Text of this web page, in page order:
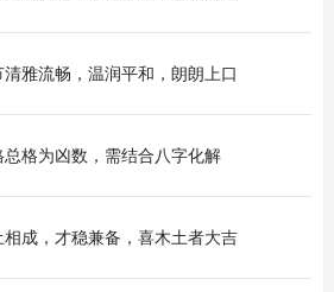
清雅流畅，温润平和，朗朗上口
总格为凶数，需结合八字化解
相成，才稳兼备，喜木土者大吉